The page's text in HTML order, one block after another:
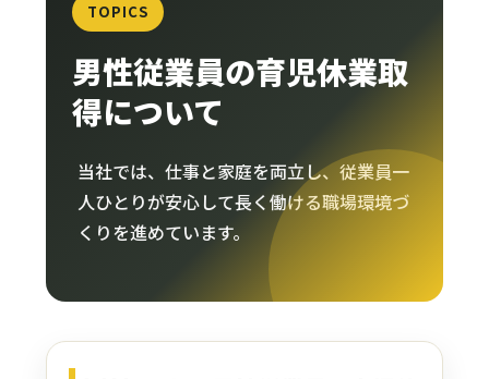
TOPICS
男性従業員の育児休業取
得について
当社では、仕事と家庭を両立し、従業員一
人ひとりが安心して長く働ける職場環境づ
くりを進めています。